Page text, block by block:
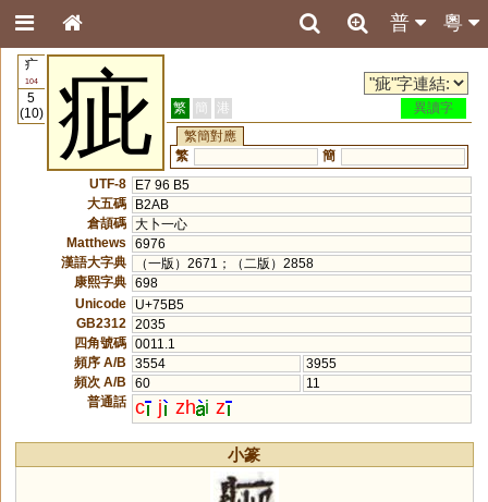
粵
普
疒
104
5
(10)
疵 繁 簡 港
異讀字
繁簡對應
繁
簡
UTF-8
E7 96 B5
大五碼
B2AB
倉頡碼 大卜一心
Matthews
6976
漢語大字典
（一版）2671；（二版）2858
康熙字典 698
Unicode
U+75B5
GB2312
2035
四角號碼 0011.1
頻序 A/B
3554
3955
頻次 A/B
60
11
普通話 c j zh i z
小篆